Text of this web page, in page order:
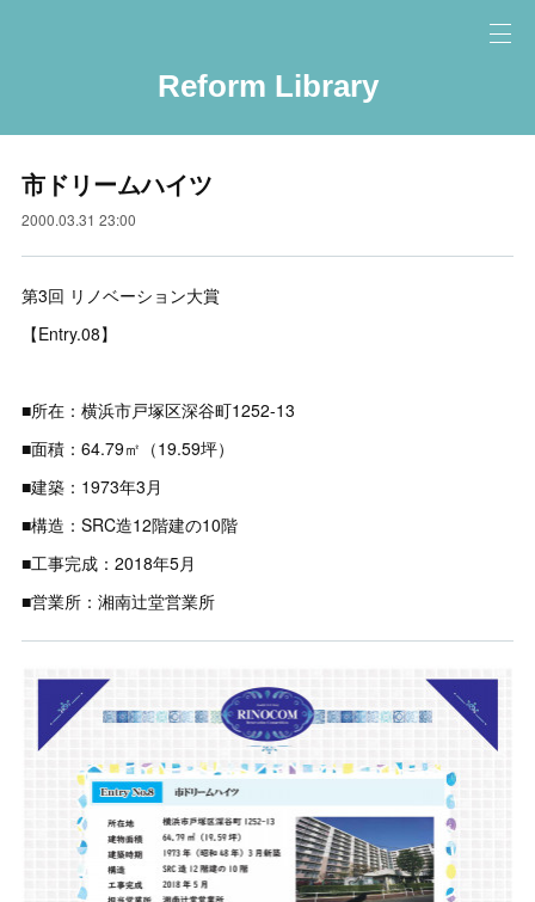
Reform Library
市ドリームハイツ
2000.03.31 23:00
第3回 リノベーション大賞
【Entry.08】
■所在：横浜市戸塚区深谷町1252-13
■面積：64.79㎡（19.59坪）
■建築：1973年3月
■構造：SRC造12階建の10階
■工事完成：2018年5月
■営業所：湘南辻堂営業所